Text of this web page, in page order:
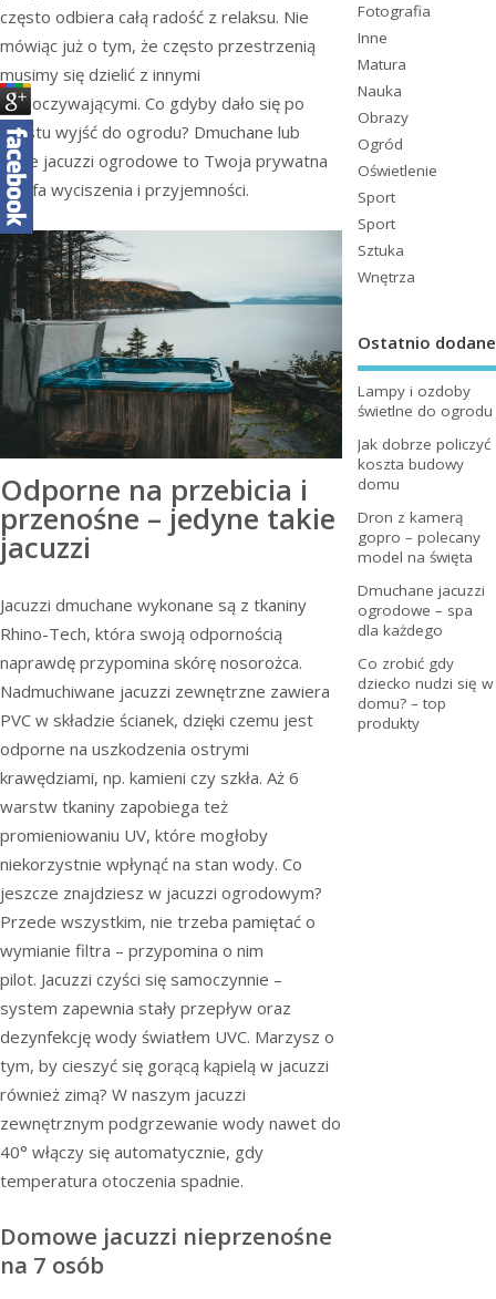
często odbiera całą radość z relaksu. Nie
mówiąc już o tym, że często przestrzenią
musimy się dzielić z innymi
wypoczywającymi. Co gdyby dało się po
prostu wyjść do ogrodu? Dmuchane lub
stałe jacuzzi ogrodowe to Twoja prywatna
strefa wyciszenia i przyjemności.
Odporne na przebicia i
przenośne – jedyne takie
jacuzzi
Jacuzzi dmuchane wykonane są z tkaniny
Rhino-Tech, która swoją odpornością
naprawdę przypomina skórę nosorożca.
Nadmuchiwane jacuzzi zewnętrzne zawiera
PVC w składzie ścianek, dzięki czemu jest
odporne na uszkodzenia ostrymi
krawędziami, np. kamieni czy szkła. Aż 6
warstw tkaniny zapobiega też
promieniowaniu UV, które mogłoby
niekorzystnie wpłynąć na stan wody. Co
jeszcze znajdziesz w jacuzzi ogrodowym?
Przede wszystkim, nie trzeba pamiętać o
wymianie filtra – przypomina o nim
pilot. Jacuzzi czyści się samoczynnie –
system zapewnia stały przepływ oraz
dezynfekcję wody światłem UVC. Marzysz o
tym, by cieszyć się gorącą kąpielą w jacuzzi
również zimą? W naszym jacuzzi
zewnętrznym podgrzewanie wody nawet do
40° włączy się automatycznie, gdy
temperatura otoczenia spadnie.
Domowe jacuzzi nieprzenośne
na 7 osób
Fotografia
Inne
Matura
Nauka
Obrazy
Ogród
Oświetlenie
Sport
Sport
Sztuka
Wnętrza
Ostatnio dodane
Lampy i ozdoby
świetlne do ogrodu
Jak dobrze policzyć
koszta budowy
domu
Dron z kamerą
gopro – polecany
model na święta
Dmuchane jacuzzi
ogrodowe – spa
dla każdego
Co zrobić gdy
dziecko nudzi się w
domu? – top
produkty